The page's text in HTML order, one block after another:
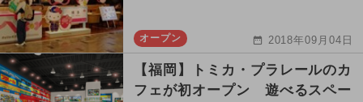
オープン 2018年09月04日
【福岡】トミカ・プラレールのカ
フェが初オープン 遊べるスペー